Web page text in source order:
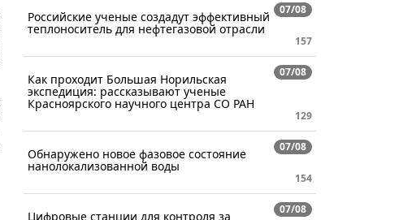
07/08
Российские ученые создадут эффективный
теплоноситель для нефтегазовой отрасли
157
07/08
Как проходит Большая Норильская
экспедиция: рассказывают ученые
Красноярского научного центра СО РАН
129
07/08
Обнаружено новое фазовое состояние
нанолокализованной воды
154
07/08
Цифровые станции для контроля за